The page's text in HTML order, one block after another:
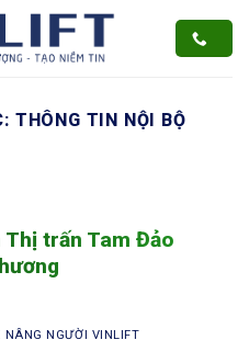
THÔNG TIN NỘI BỘ
trấn Tam Đảo
NÂNG NGƯỜI VINLIFT